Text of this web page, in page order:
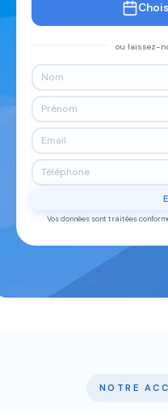
ou laissez-
Vos données sont traitées
NOTRE